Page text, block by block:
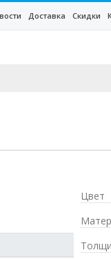
Доставка Скидки
Цвет